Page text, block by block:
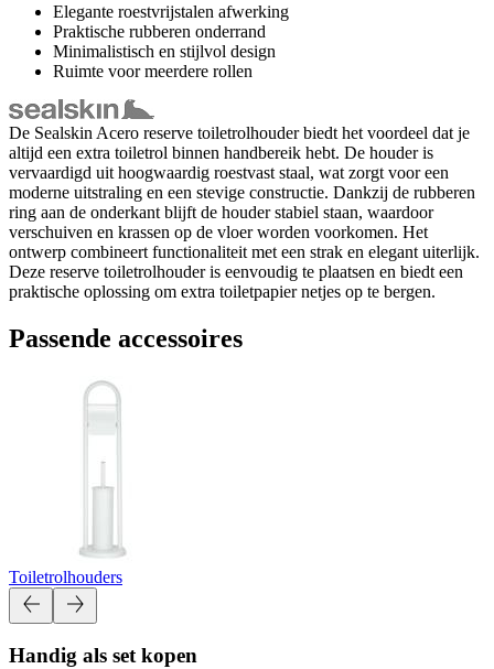
Elegante roestvrijstalen afwerking
Praktische rubberen onderrand
Minimalistisch en stijlvol design
Ruimte voor meerdere rollen
De Sealskin Acero reserve toiletrolhouder biedt het voordeel dat je
altijd een extra toiletrol binnen handbereik hebt. De houder is
vervaardigd uit hoogwaardig roestvast staal, wat zorgt voor een
moderne uitstraling en een stevige constructie. Dankzij de rubberen
ring aan de onderkant blijft de houder stabiel staan, waardoor
verschuiven en krassen op de vloer worden voorkomen. Het
ontwerp combineert functionaliteit met een strak en elegant uiterlijk.
Deze reserve toiletrolhouder is eenvoudig te plaatsen en biedt een
praktische oplossing om extra toiletpapier netjes op te bergen.
Passende accessoires
Toiletrolhouders
Handig als set kopen